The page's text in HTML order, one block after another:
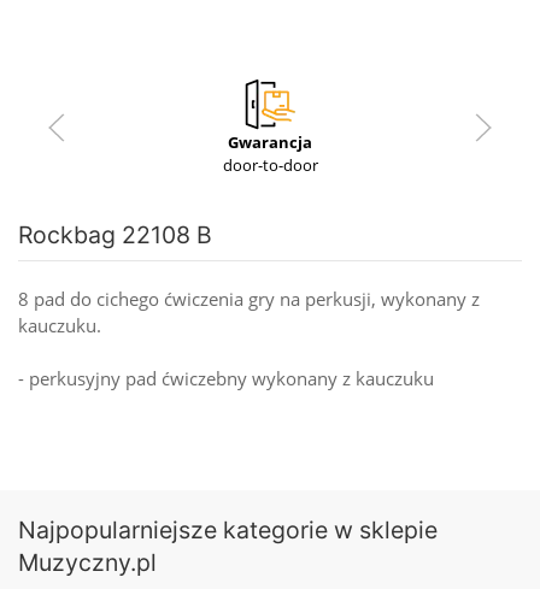
Gwarancja
door-to-door
Rockbag 22108 B
8 pad do cichego ćwiczenia gry na perkusji, wykonany z
kauczuku.
- perkusyjny pad ćwiczebny wykonany z kauczuku
Najpopularniejsze kategorie w sklepie
Muzyczny.pl